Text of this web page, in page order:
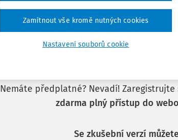
Tento
Nemáte předplatné? Nevadí!
zdarma plný přístup do
Se zkušební verzí
Nastavení souborů cookie
Zamítnout vše kromě nutných cookies